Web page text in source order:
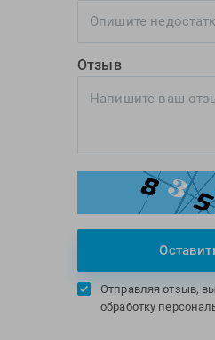
Отзыв
Отправляя отзыв,
обработку